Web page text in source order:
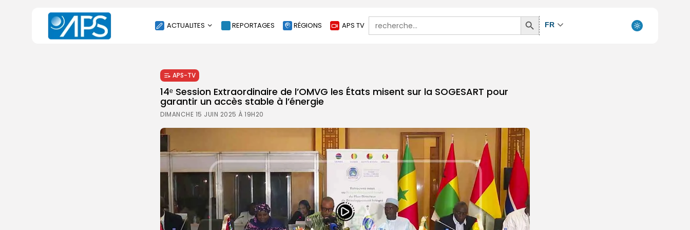
ACTUALITES
SOCIÉTÉ
ÉCONOMIE
CULTURE
INTERNATIONAL
AGENDA
SANTE
REPORTAGES RÉGIONS APS TV
Search
for:
Search
Button
FR
APS-TV
14ᵉ Session Extraordinaire de l’OMVG les États misent sur la SOGESART pour
garantir un accès stable à l’énergie
DIMANCHE 15 JUIN 2025 À 19H20